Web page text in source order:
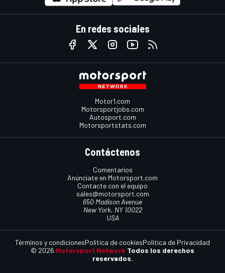
En redes sociales
Motor1.com
Motorsportjobs.com
Autosport.com
Motorsportstats.com
Contáctenos
Comentarios
Anúnciate en Motorsport.com
Contacte con el equipo
sales@motorsport.com
650 Madison Avenue
New York, NY 10022
USA
© 2026 Motorsport Network Todos los derechos
reservados.
Términos y condicionesPolítica de cookiesPolítica de Privacidad